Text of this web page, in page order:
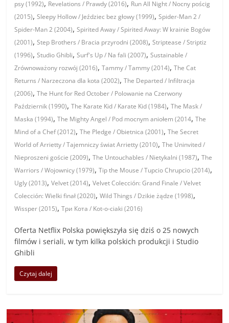
psy (1992), Revelations / Prawdy (2016), Run All Night / Nocny pościg
(2015),Sleepy Hollow / Jeździec bez głowy (1999),Spider-Man 2 /
Spider-Man 2 (2004),Spirited Away / Spirited Away: W krainie Bogów
(2001),Step Brothers / Bracia przyrodni (2008),Striptease / Striptiz
(1996),Studio Ghibli,Surf's Up / Na fali (2007),Sustainable /
Zrównoważony rozwój (2016),Tammy / Tammy (2014),The Cat
Returns / Narzeczona dla kota (2002),The Departed / Infiltracja
(2006),The Hunt for Red October / Polowanie na Czerwony
Październik (1990),The Karate Kid / Karate Kid (1984),The Mask /
Maska (1994),The Mighty Angel / Pod mocnym aniołem (2014,The
Mind of a Chef (2012),The Pledge / Obietnica (2001),The Secret
World of Arrietty / Tajemniczy świat Arrietty (2010),The Uninvited /
Nieproszeni goście (2009),The Untouchables / Nietykalni (1987),The
Warriors / Wojownicy (1979),Tip the Mouse / Tupcio Chrupcio (2014),
Ugly (2013),Velvet (2014),Velvet Colección: Grand Finale / Velvet
Colección: Wielki finał (2020),Wild Things / Dzikie żądze (1998),
Wissper (2015),Три Кота / Kot-o-ciaki (2016)
Oferta Netflix Polska powiększyła się dziś o 25 nowych
filmów i seriali, w tym kilka polskich produkcji i Studio
Ghibli
Czytaj dalej